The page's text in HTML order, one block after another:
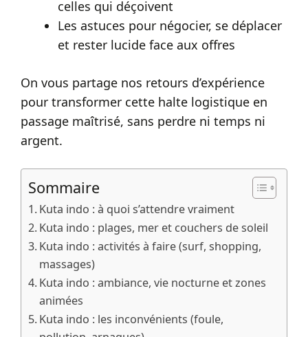
celles qui déçoivent
Les astuces pour négocier, se déplacer
et rester lucide face aux offres
On vous partage nos retours d’expérience
pour transformer cette halte logistique en
passage maîtrisé, sans perdre ni temps ni
argent.
Sommaire
Kuta indo : à quoi s’attendre vraiment
Kuta indo : plages, mer et couchers de soleil
Kuta indo : activités à faire (surf, shopping,
massages)
Kuta indo : ambiance, vie nocturne et zones
animées
Kuta indo : les inconvénients (foule,